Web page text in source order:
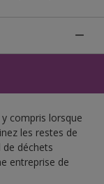
compris lorsque
les restes de
déchets
entreprise de